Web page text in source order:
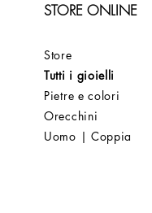
STORE ONLINE
Store
Tutti i gioielli
Pietre e colori
Orecchini
Uomo | Coppia